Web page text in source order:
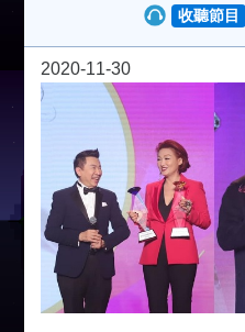
收聽節目
2020-11-30